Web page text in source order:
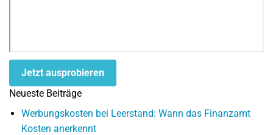
Jetzt ausprobieren
Neueste Beiträge
Werbungskosten bei Leerstand: Wann das Finanzamt
Kosten anerkennt